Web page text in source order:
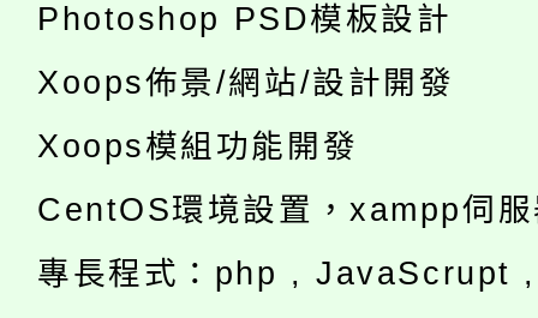
Photoshop PSD模板設計
Xoops佈景/網站/設計開發
Xoops模組功能開發
CentOS環境設置，xampp伺
專長程式：php , JavaScrupt